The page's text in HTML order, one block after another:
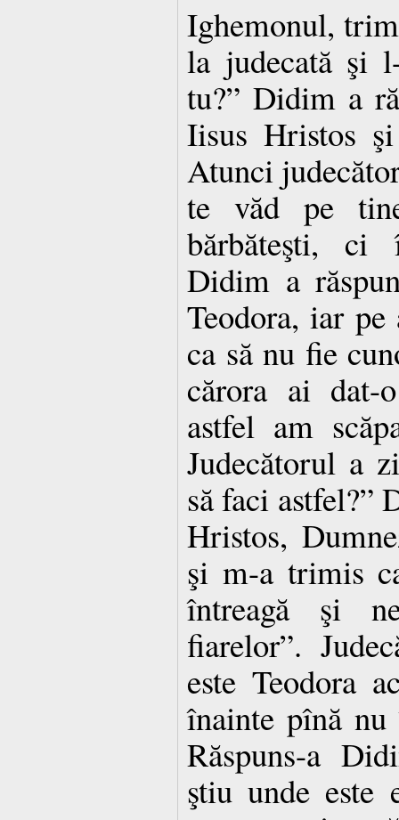
Ighemonul,
la judecată şi
tu?” Didim a
Iisus Hristos
Atunci
te văd pe
bărbăteşti, ci
Didim a
Teodora, iar
ca să nu fie
cărora ai dat-
astfel am
Judecătorul a
să faci astfel?”
Hristos,
şi m-a trimis
întreagă şi
fiarelor”.
este Teodora
înainte pînă
Răspuns-a
ştiu unde este